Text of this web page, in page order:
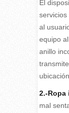
El
al
equipo
anillo
2.-Ropa
mal